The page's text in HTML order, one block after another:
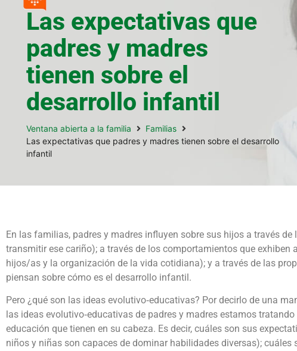
Las expectativas que
padres y madres
tienen sobre el
desarrollo infantil
Ventana abierta a la familia
Familias
Las expectativas que padres y madres tienen sobre el desarrollo
infantil
En las familias, padres y madres influyen sobre sus hijos a través
transmitir ese cariño); a través de los comportamientos que
hijos/as y la organización de la vida cotidiana); y a través de las
piensan sobre cómo es el desarrollo infantil.
Pero ¿qué son las ideas evolutivo‐educativas? Por decirlo de una
las ideas evolutivo‐educativas de padres y madres estamos
educación que tienen en su cabeza. Es decir, cuáles son sus
niños y niñas son capaces de dominar habilidades diversas);
Compartir